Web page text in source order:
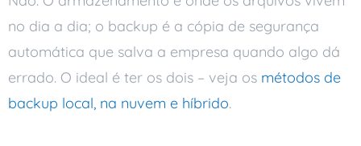
no dia a dia; o backup é a cópia de segurança
automática que salva a empresa quando algo dá
errado. O ideal é ter os dois – veja os métodos de
backup local, na nuvem e híbrido.